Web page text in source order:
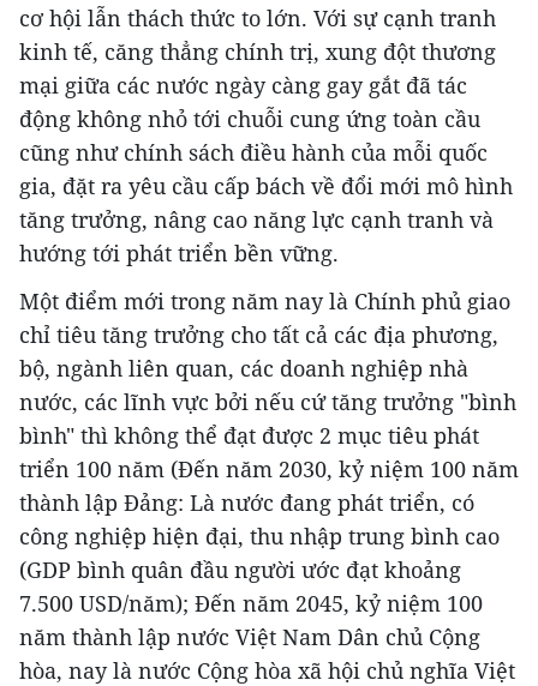
cơ hội lẫn thách thức to lớn. Với sự cạnh tranh
kinh tế, căng thẳng chính trị, xung đột thương
mại giữa các nước ngày càng gay gắt đã tác
động không nhỏ tới chuỗi cung ứng toàn cầu
cũng như chính sách điều hành của mỗi quốc
gia, đặt ra yêu cầu cấp bách về đổi mới mô hình
tăng trưởng, nâng cao năng lực cạnh tranh và
hướng tới phát triển bền vững.
Một điểm mới trong năm nay là Chính phủ giao
chỉ tiêu tăng trưởng cho tất cả các địa phương,
bộ, ngành liên quan, các doanh nghiệp nhà
nước, các lĩnh vực bởi nếu cứ tăng trưởng "bình
bình" thì không thể đạt được 2 mục tiêu phát
triển 100 năm (Đến năm 2030, kỷ niệm 100 năm
thành lập Đảng: Là nước đang phát triển, có
công nghiệp hiện đại, thu nhập trung bình cao
(GDP bình quân đầu người ước đạt khoảng
7.500 USD/năm); Đến năm 2045, kỷ niệm 100
năm thành lập nước Việt Nam Dân chủ Cộng
hòa, nay là nước Cộng hòa xã hội chủ nghĩa Việt